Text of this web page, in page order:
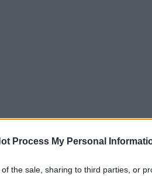
Process My Personal
the sale, sharing to third parties, or